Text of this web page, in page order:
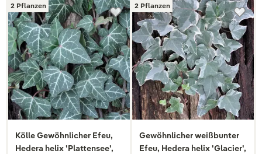
2 Pflanzen
Kölle Gewöhnlicher Efeu,
Hedera helix 'Plattensee',
2 Pflanzen
Gewöhnlicher weißbunter
Efeu, Hedera helix 'Glacier',